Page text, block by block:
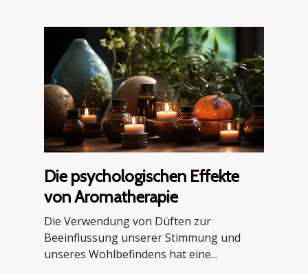
Die psychologischen Effekte
von Aromatherapie
Die Verwendung von Düften zur
Beeinflussung unserer Stimmung und
unseres Wohlbefindens hat eine...